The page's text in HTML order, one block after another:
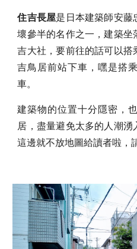
住吉長屋是日本建築師安
壞參半的名作之一，建築
吉大社，要前往的話可以
吉鳥居前站下車，嘿是搭
車。
建築物的位置十分隱密，
居，盡量避免太多的人潮
這邊就不放地圖給讀者啦，